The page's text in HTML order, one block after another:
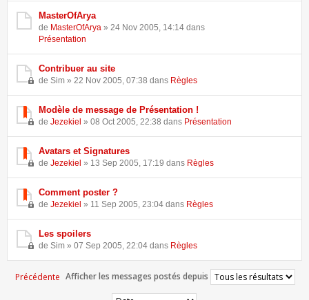
MasterOfArya
de MasterOfArya » 24 Nov 2005, 14:14 dans
Présentation
Contribuer au site
de Sim » 22 Nov 2005, 07:38 dans Règles
Modèle de message de Présentation !
de Jezekiel » 08 Oct 2005, 22:38 dans Présentation
Avatars et Signatures
de Jezekiel » 13 Sep 2005, 17:19 dans Règles
Comment poster ?
de Jezekiel » 11 Sep 2005, 23:04 dans Règles
Les spoilers
de Sim » 07 Sep 2005, 22:04 dans Règles
Précédente Afficher les messages postés depuis